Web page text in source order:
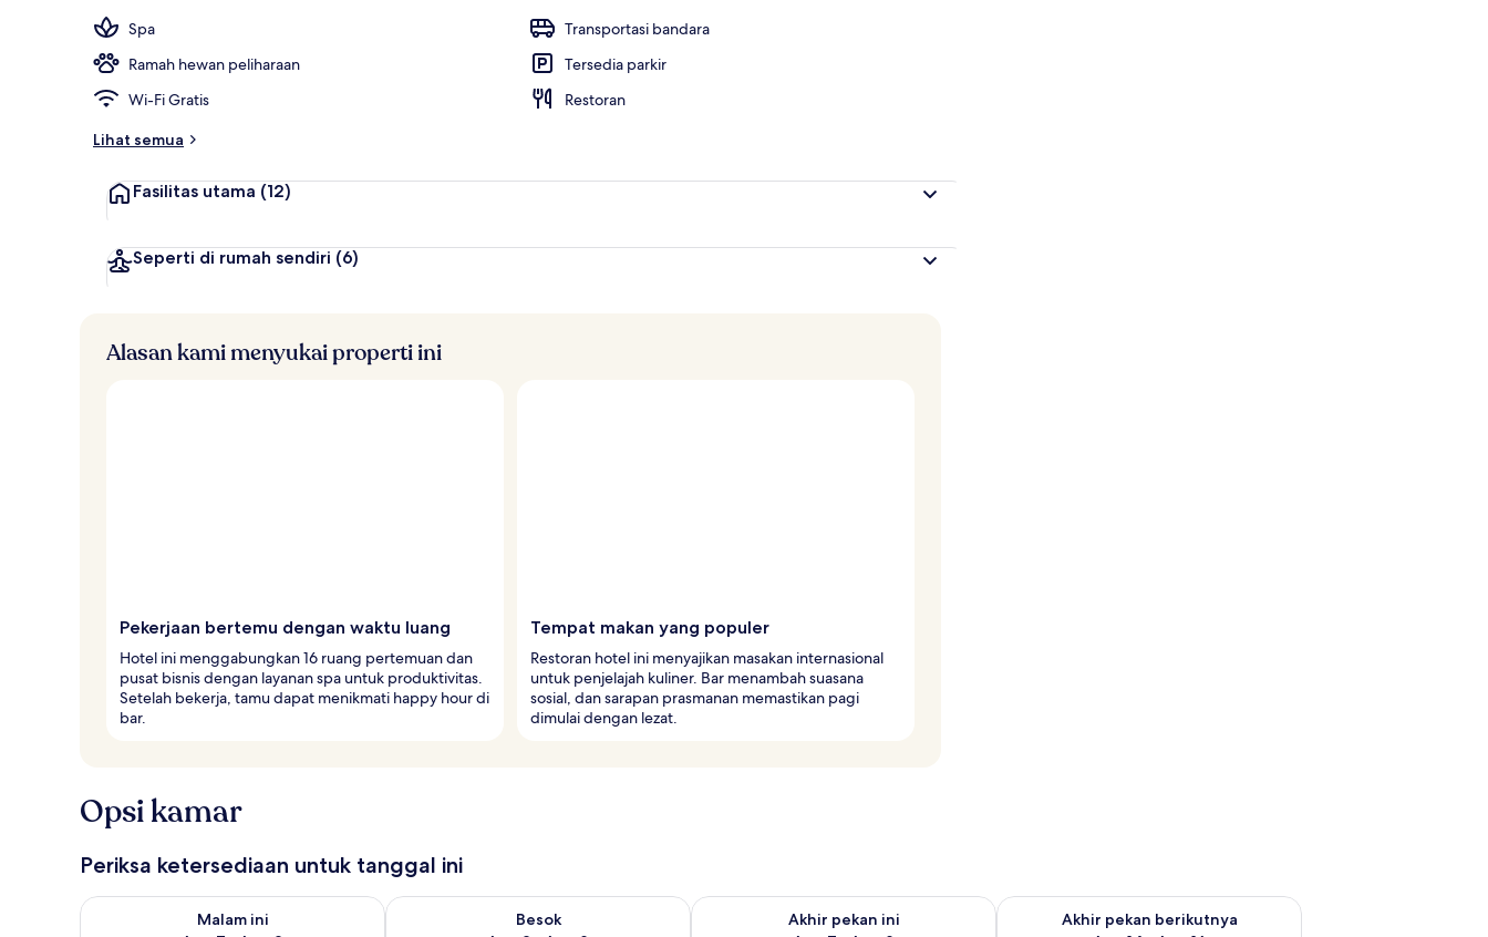
Spa
Transportasi bandara
Ramah hewan peliharaan
Tersedia parkir
Wi-Fi Gratis
Restoran
Lihat semua
Fasilitas utama (12)
Seperti di rumah sendiri (6)
Alasan kami menyukai properti ini
Pekerjaan bertemu dengan waktu luang
Hotel ini menggabungkan 16 ruang pertemuan dan
pusat bisnis dengan layanan spa untuk produktivitas.
Setelah bekerja, tamu dapat menikmati happy hour di
bar.
Tempat makan yang populer
Restoran hotel ini menyajikan masakan internasional
untuk penjelajah kuliner. Bar menambah suasana
sosial, dan sarapan prasmanan memastikan pagi
dimulai dengan lezat.
Opsi kamar
Periksa ketersediaan untuk tanggal ini
Malam ini
Periksa ketersediaan untuk malam ini Agu 7 - Agu 8
Besok
Periksa ketersediaan untuk besok Agu 8 - Agu 9
Akhir pekan ini
Periksa ketersediaan untuk akhir pekan ini Agu 7 - Agu 9
Akhir pekan berikutnya
Periksa ketersediaan untuk akhir pekan berikutnya Agu 14 -